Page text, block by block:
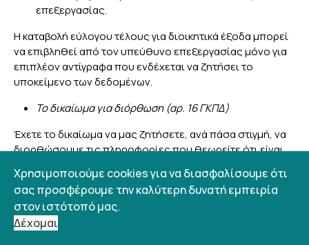
επεξεργασίας.
Η καταβολή εύλογου τέλους για διοικητικά έξοδα μπορεί
να επιβληθεί από τον υπεύθυνο επεξεργασίας μόνο για
επιπλέον αντίγραφα που ενδέχεται να ζητήσει το
υποκείμενο των δεδομένων.
Το δικαίωμα για διόρθωση (αρ. 16 ΓΚΠΔ)
Έχετε το δικαίωμα να μας ζητήσετε, ανά πάσα στιγμή, να
διορθώσουμε τις πληροφορίες που θεωρείτε ότι είναι
συμπλήρωση των πληροφοριών που θεωρείτε ελλιπείς.
Το δικαίωμα για διαγραφή (αρ. 17 ΓΚΠΔ)
Το δικαίωμα διαγραφής («δικαίωμα στη λήθη»)
Χρησιμοποιούμε cookies για να διασφαλίσουμε ότι
σας προσφέρουμε την καλύτερη δυνατή εμπειρία
στον ιστότοπό μας.
Δέχομαι